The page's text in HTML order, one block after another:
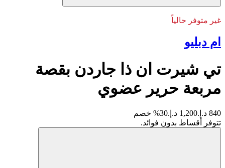
غير متوفر حالياً
ام دبليو
تي شيرت ان ذا جاردن بقصة
مربعة حرير عضوي
840 د.إ. 1,200 د.إ.
30% خصم
تتوفر أقساط بدون فوائد.